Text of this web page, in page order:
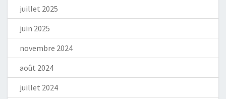
juillet 2025
juin 2025
novembre 2024
août 2024
juillet 2024